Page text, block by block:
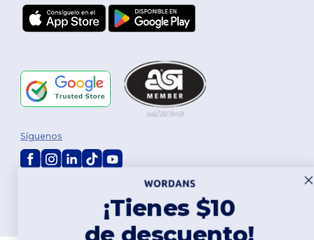
2026. Todos los derechos reservados
Términos y Condiciones| Política de personalización|Política de
Política de Cookies| Mapa del sitio
Síguenos
¡Tienes $10
de descuento!